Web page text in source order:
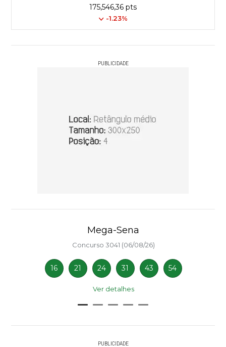
175,546,36 pts
-1.23%
PUBLICIDADE
Mega-Sena
Concurso 3041 (06/08/26)
16 21 24 31 43 54
Ver detalhes
PUBLICIDADE